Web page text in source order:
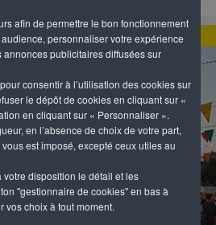
afin de permettre le bon fonctionnement
personnaliser votre expérience
publicitaires diffusées sur
consentir à l’utilisation des cookies sur
le dépôt de cookies en cliquant sur «
en cliquant sur « Personnaliser ».
en l’absence de choix de votre part,
est imposé, excepté ceux utiles au
votre disposition le détail et les
"gestionnaire de cookies" en bas à
vos choix à tout moment.